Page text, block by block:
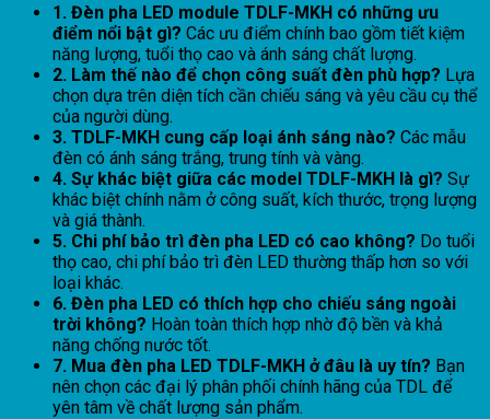
1. Đèn pha LED module TDLF-MKH có những ưu
điểm nổi bật gì? Các ưu điểm chính bao gồm tiết kiệm
năng lượng, tuổi thọ cao và ánh sáng chất lượng.
2. Làm thế nào để chọn công suất đèn phù hợp? Lựa
chọn dựa trên diện tích cần chiếu sáng và yêu cầu cụ thể
của người dùng.
3. TDLF-MKH cung cấp loại ánh sáng nào? Các mẫu
đèn có ánh sáng trắng, trung tính và vàng.
4. Sự khác biệt giữa các model TDLF-MKH là gì? Sự
khác biệt chính nằm ở công suất, kích thước, trọng lượng
và giá thành.
5. Chi phí bảo trì đèn pha LED có cao không? Do tuổi
thọ cao, chi phí bảo trì đèn LED thường thấp hơn so với
loại khác.
6. Đèn pha LED có thích hợp cho chiếu sáng ngoài
trời không? Hoàn toàn thích hợp nhờ độ bền và khả
năng chống nước tốt.
7. Mua đèn pha LED TDLF-MKH ở đâu là uy tín? Bạn
nên chọn các đại lý phân phối chính hãng của TDL để
yên tâm về chất lượng sản phẩm.